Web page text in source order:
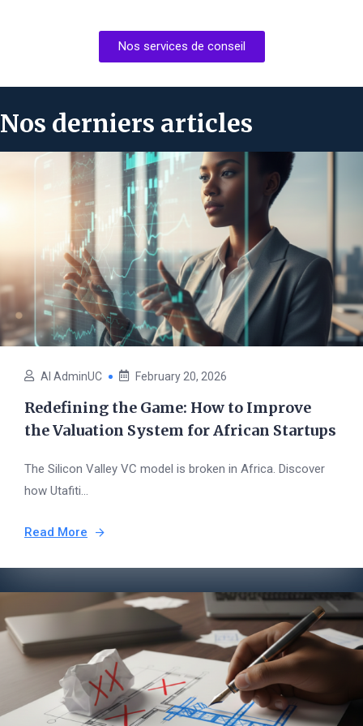
Nos services de conseil
Nos derniers articles
AI AdminUC February 20, 2026
Redefining the Game: How to Improve
the Valuation System for African Startups
The Silicon Valley VC model is broken in Africa. Discover
how Utafiti...
Read More